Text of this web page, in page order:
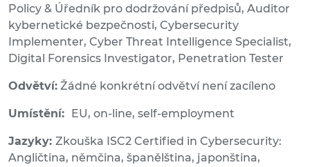
Policy & Úředník pro dodržování předpisů, Auditor
kybernetické bezpečnosti, Cybersecurity
Implementer, Cyber Threat Intelligence Specialist,
Digital Forensics Investigator, Penetration Tester
Odvětví: Žádné konkrétní odvětví není zacíleno
Umístění: EU, on-line, self-employment
Jazyky: Zkouška ISC2 Certified in Cybersecurity:
Angličtina, němčina, španělština, japonština,